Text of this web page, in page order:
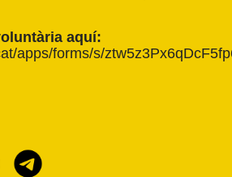
aquí:
apps/forms/s/